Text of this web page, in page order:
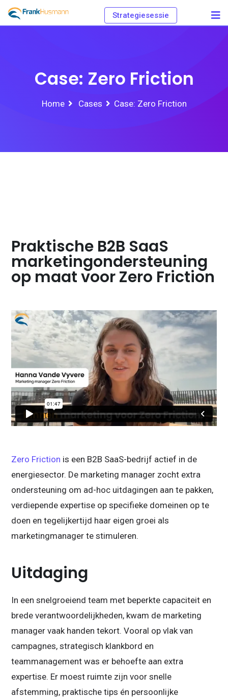
Strategiesessie
Case: Zero Friction
Home Cases Case: Zero Friction
Praktische B2B SaaS
marketingondersteuning
op maat voor Zero Friction
Zero Friction is een B2B SaaS-bedrijf actief in de
energiesector. De marketing manager zocht extra
ondersteuning om ad-hoc uitdagingen aan te pakken,
verdiepende expertise op specifieke domeinen op te
doen en tegelijkertijd haar eigen groei als
marketingmanager te stimuleren.
Uitdaging
In een snelgroeiend team met beperkte capaciteit en
brede verantwoordelijkheden, kwam de marketing
manager vaak handen tekort. Vooral op vlak van
campagnes, strategisch klankbord en
teammanagement was er behoefte aan extra
expertise. Er moest ruimte zijn voor snelle
afstemming, praktische tips én persoonlijke